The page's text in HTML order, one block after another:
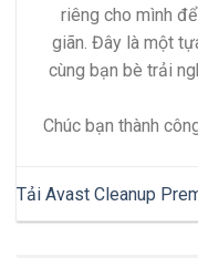
riêng cho mình
giãn. Đây là một
cùng bạn bè trải
Chúc bạn thành
Tải Avast Cleanup
Full Key License File